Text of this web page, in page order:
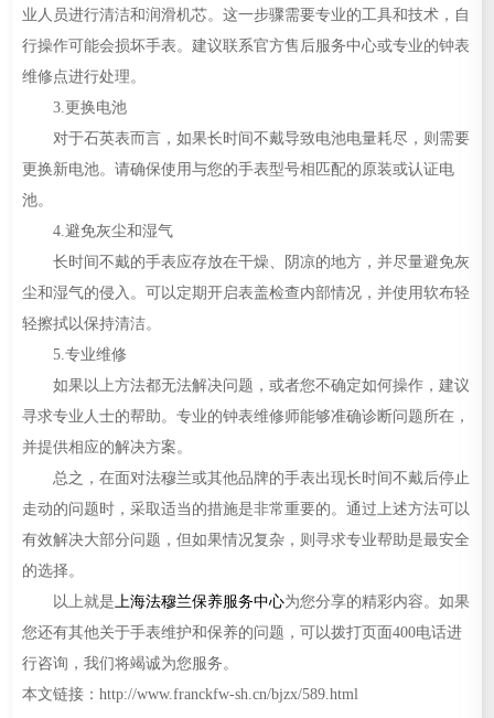
业人员进行清洁和润滑机芯。这一步骤需要专业的工具和技术，自
行操作可能会损坏手表。建议联系官方售后服务中心或专业的钟表
维修点进行处理。
3.更换电池
对于石英表而言，如果长时间不戴导致电池电量耗尽，则需要
更换新电池。请确保使用与您的手表型号相匹配的原装或认证电
池。
4.避免灰尘和湿气
长时间不戴的手表应存放在干燥、阴凉的地方，并尽量避免灰
尘和湿气的侵入。可以定期开启表盖检查内部情况，并使用软布轻
轻擦拭以保持清洁。
5.专业维修
如果以上方法都无法解决问题，或者您不确定如何操作，建议
寻求专业人士的帮助。专业的钟表维修师能够准确诊断问题所在，
并提供相应的解决方案。
总之，在面对法穆兰或其他品牌的手表出现长时间不戴后停止
走动的问题时，采取适当的措施是非常重要的。通过上述方法可以
有效解决大部分问题，但如果情况复杂，则寻求专业帮助是最安全
的选择。
以上就是上海法穆兰保养服务中心为您分享的精彩内容。如果
您还有其他关于手表维护和保养的问题，可以拨打页面400电话进
行咨询，我们将竭诚为您服务。
本文链接：http://www.franckfw-sh.cn/bjzx/589.html